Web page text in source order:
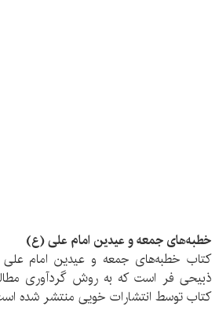
خطبه‌های جمعه و عیدین امام علی (ع)
کتاب خطبه‌های جمعه و عیدین امام
ذبیحی فر است که به روش گردآوری
کتاب توسط انتشارات خویی منتشر شده